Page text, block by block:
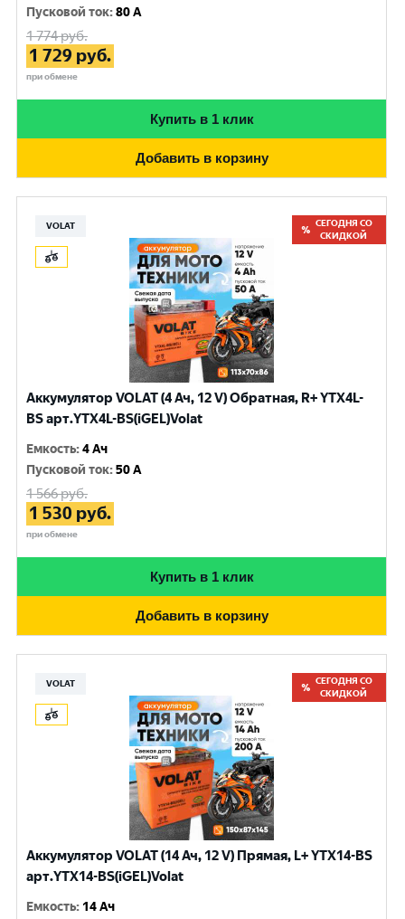
Пусковой ток:80 A
1 774руб.
1 729 руб.
при обмене
Купить в 1 клик
Добавить в корзину
VOLAT
СЕГОДНЯ СО
СКИДКОЙ
Аккумулятор VOLAT (4 Ач, 12 V) Обратная, R+ YTX4L-
BS арт.YTX4L-BS(iGEL)Volat
Емкость:4 Ач
Пусковой ток:50 A
1 566руб.
1 530 руб.
при обмене
Купить в 1 клик
Добавить в корзину
VOLAT
СЕГОДНЯ СО
СКИДКОЙ
Аккумулятор VOLAT (14 Ач, 12 V) Прямая, L+ YTX14-BS
арт.YTX14-BS(iGEL)Volat
Емкость: 14 Ач